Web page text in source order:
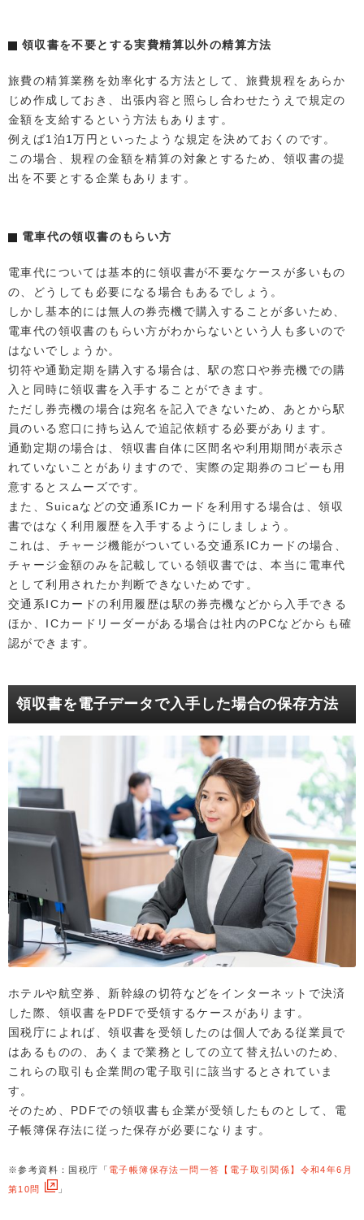
領収書を不要とする実費精算以外の精算方法
旅費の精算業務を効率化する方法として、旅費規程をあらか
じめ作成しておき、出張内容と照らし合わせたうえで規定の
金額を支給するという方法もあります。
例えば1泊1万円といったような規定を決めておくのです。
この場合、規程の金額を精算の対象とするため、領収書の提
出を不要とする企業もあります。
電車代の領収書のもらい方
電車代については基本的に領収書が不要なケースが多いもの
の、どうしても必要になる場合もあるでしょう。
しかし基本的には無人の券売機で購入することが多いため、
電車代の領収書のもらい方がわからないという人も多いので
はないでしょうか。
切符や通勤定期を購入する場合は、駅の窓口や券売機での購
入と同時に領収書を入手することができます。
ただし券売機の場合は宛名を記入できないため、あとから駅
員のいる窓口に持ち込んで追記依頼する必要があります。
通勤定期の場合は、領収書自体に区間名や利用期間が表示さ
れていないことがありますので、実際の定期券のコピーも用
意するとスムーズです。
また、Suicaなどの交通系ICカードを利用する場合は、領収
書ではなく利用履歴を入手するようにしましょう。
これは、チャージ機能がついている交通系ICカードの場合、
チャージ金額のみを記載している領収書では、本当に電車代
として利用されたか判断できないためです。
交通系ICカードの利用履歴は駅の券売機などから入手できる
ほか、ICカードリーダーがある場合は社内のPCなどからも確
認ができます。
領収書を電子データで入手した場合の保存方法
ホテルや航空券、新幹線の切符などをインターネットで決済
した際、領収書をPDFで受領するケースがあります。
国税庁によれば、領収書を受領したのは個人である従業員で
はあるものの、あくまで業務としての立て替え払いのため、
これらの取引も企業間の電子取引に該当するとされていま
す。
そのため、PDFでの領収書も企業が受領したものとして、電
子帳簿保存法に従った保存が必要になります。
※参考資料：国税庁「 電子帳簿保存法一問一答【電子取引関係】令和4年6月
第10問
」